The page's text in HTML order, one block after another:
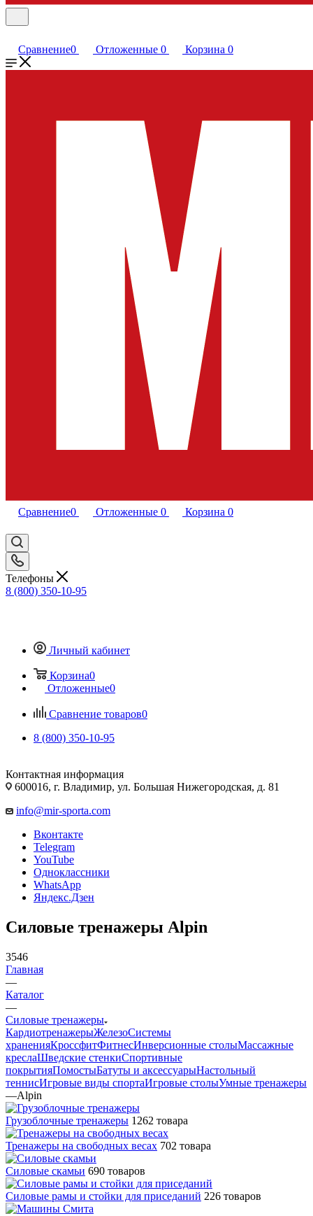
Сравнение0 Отложенные 0 Корзина 0
Сравнение0 Отложенные 0 Корзина 0
Телефоны
8 (800) 350-10-95
Личный кабинет
Корзина0
Отложенные0
Сравнение товаров0
8 (800) 350-10-95
Контактная информация
600016, г. Владимир, ул. Большая Нижегородская, д. 81
info@mir-sporta.com
Вконтакте
Telegram
YouTube
Одноклассники
WhatsApp
Яндекс.Дзен
Силовые тренажеры Alpin
3546
Главная
—
Каталог
—
Силовые тренажеры
КардиотренажерыЖелезоСистемы
храненияКроссфитФитнесИнверсионные столыМассажные
креслаШведские стенкиСпортивные
покрытияПомостыБатуты и аксессуарыНастольный
теннисИгровые виды спортаИгровые столыУмные тренажеры
—Alpin
Грузоблочные тренажеры 1262 товара
Тренажеры на свободных весах 702 товара
Силовые скамьи 690 товаров
Силовые рамы и стойки для приседаний 226 товаров